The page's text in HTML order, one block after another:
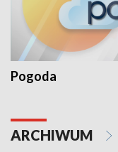
Pogoda
ARCHIWUM